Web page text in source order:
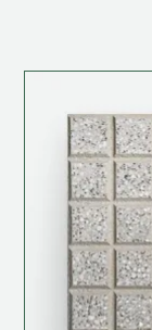
Calcáreo
Granítico
Mosaicos
Piedra Lavada
Piletas